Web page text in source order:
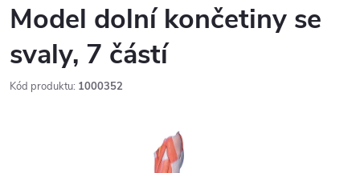
Model dolní končetiny se
svaly, 7 částí
Kód produktu: 1000352